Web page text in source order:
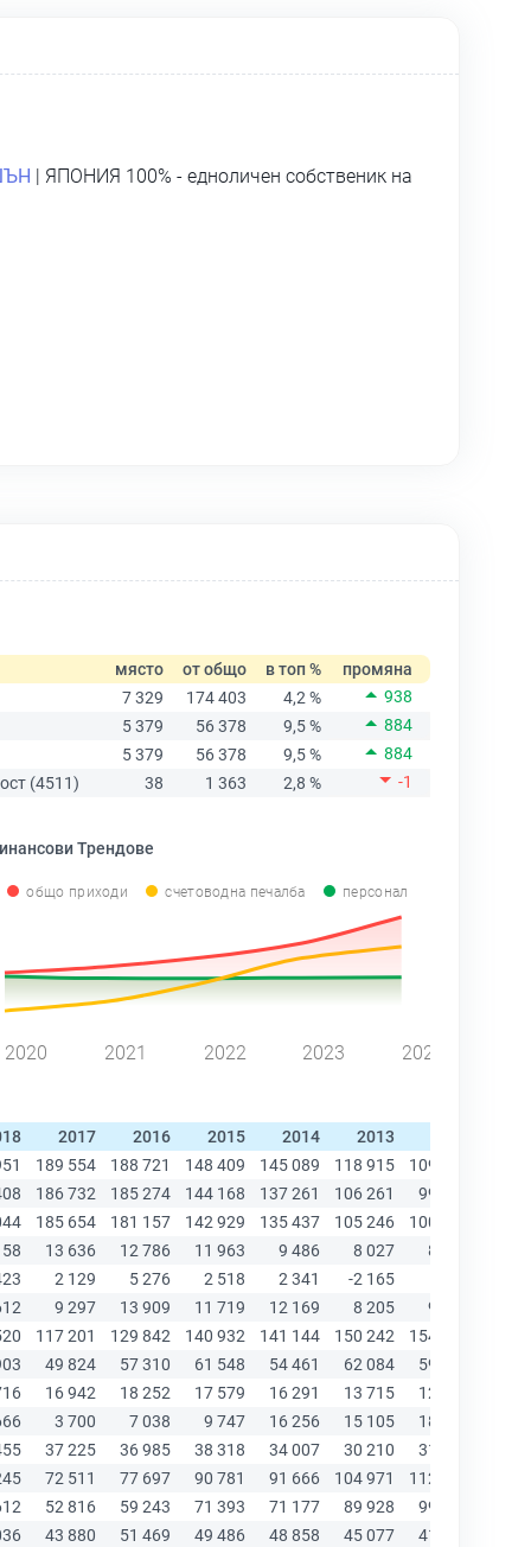
| ЯПОНИЯ 100% - едноличен собственик на
място от общо в топ %
промяна
7 329
174 403 4,2 %
938
5 379
56 378 9,5 %
884
5 379
56 378 9,5 %
884
(4511)
38 1 363 2,8 % -1
Трендове
общо приходи счетоводна печалба персонал
2020 2021 2022 2023 2024
2017 2016 2015 2014 2013